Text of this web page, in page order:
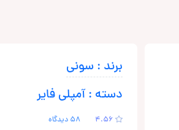
برند : سونی
دسته : آمپلی فایر
4.56 58 دیدگاه